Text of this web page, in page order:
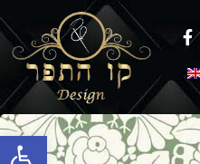
Open toolbar